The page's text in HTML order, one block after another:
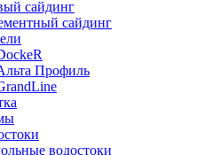
сайдинг
сайдинг
Профиль
водостоки